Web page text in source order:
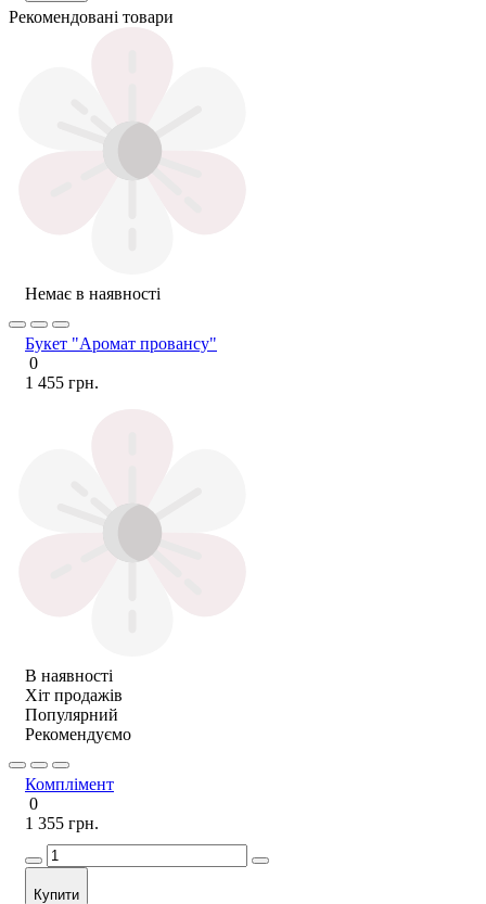
Рекомендовані товари
Немає в наявності
Букет "Аромат провансу"
0
1 455 грн.
В наявності
Хіт продажів
Популярний
Рекомендуємо
Комплімент
0
1 355 грн.
Купити